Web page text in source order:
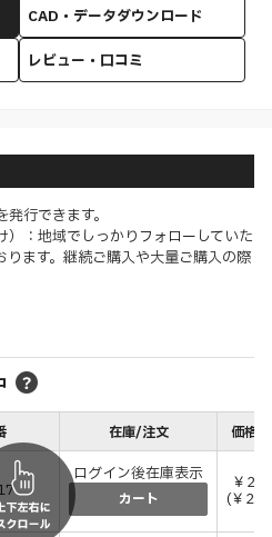
CAD・データダウンロード
レビュー・口コミ
行できます。
）：地域でしっかりフォローしていた
ます。継続ご購入や大量ご購入の際
在庫/注文 価格(
ログイン後在庫表示
カート
￥
(￥